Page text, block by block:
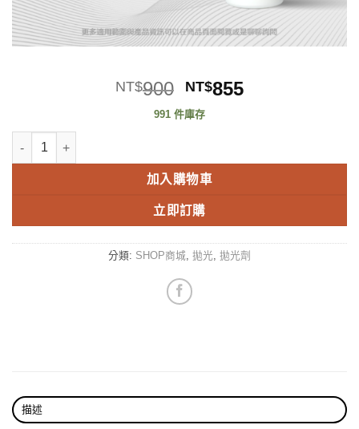
NT$900 原
始
價
NT$900。
NT$855目
NT$855。
991 件庫存
【FCT快膜科技】 SP2一劑拋加強版 500g 太陽紋 軟漆 專用拋劑 數量
加入購物車
立即訂購
分類: SHOP商城 拋光 拋光劑
描述